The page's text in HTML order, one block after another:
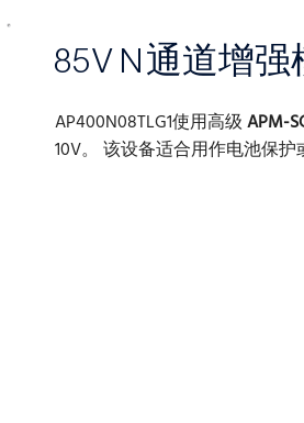
85V N通道增强
AP400N08TLG1使用高级APM-
10V。 该设备适合用作电池保护